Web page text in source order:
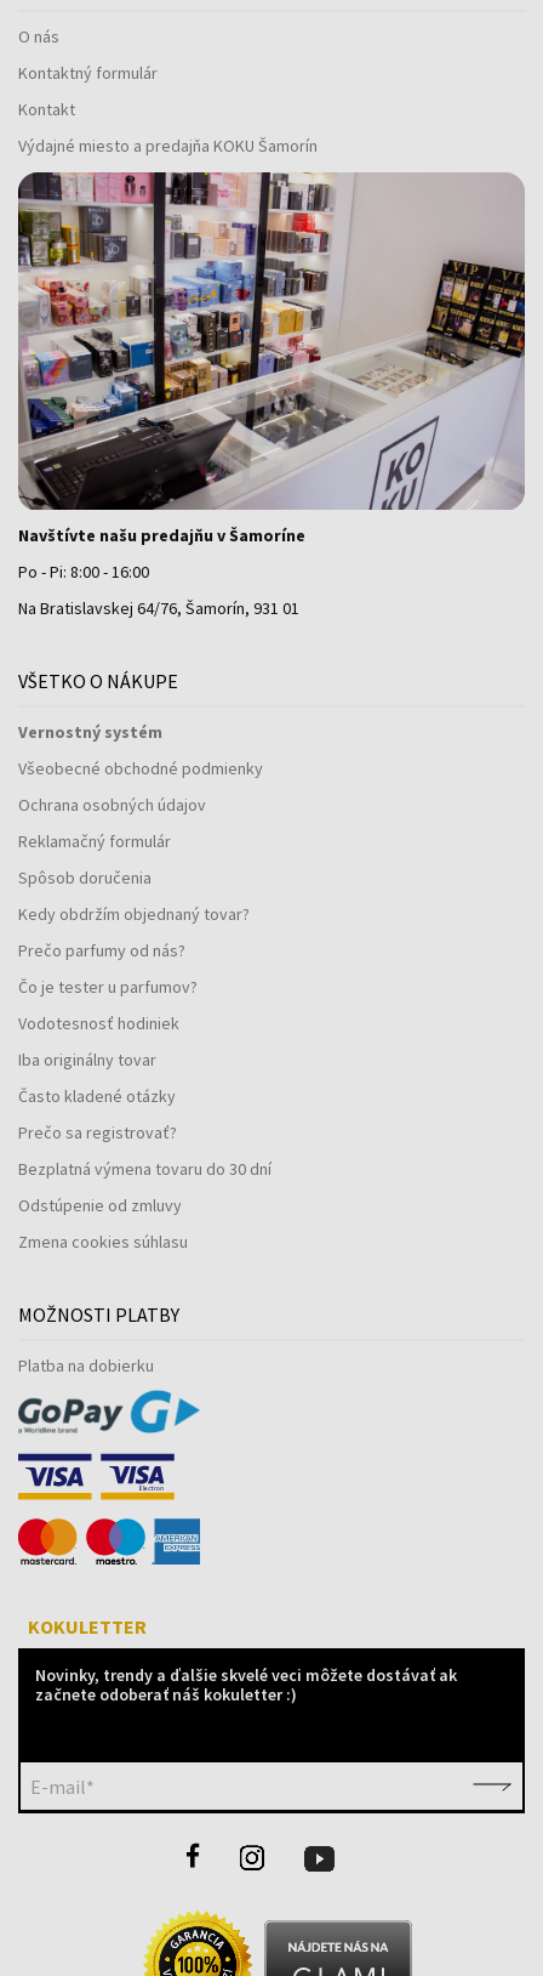
O nás
Kontaktný formulár
Kontakt
Výdajné miesto a predajňa KOKU Šamorín
Navštívte našu predajňu v Šamoríne
Po - Pi: 8:00 - 16:00
Na Bratislavskej 64/76, Šamorín, 931 01
VŠETKO O NÁKUPE
Vernostný systém
Všeobecné obchodné podmienky
Ochrana osobných údajov
Reklamačný formulár
Spôsob doručenia
Kedy obdržím objednaný tovar?
Prečo parfumy od nás?
Čo je tester u parfumov?
Vodotesnosť hodiniek
Iba originálny tovar
Často kladené otázky
Prečo sa registrovať?
Bezplatná výmena tovaru do 30 dní
Odstúpenie od zmluvy
Zmena cookies súhlasu
MOŽNOSTI PLATBY
Platba na dobierku
KOKULETTER
Novinky, trendy a ďalšie skvelé veci môžete dostávať ak
začnete odoberať náš kokuletter :)
E-mail*